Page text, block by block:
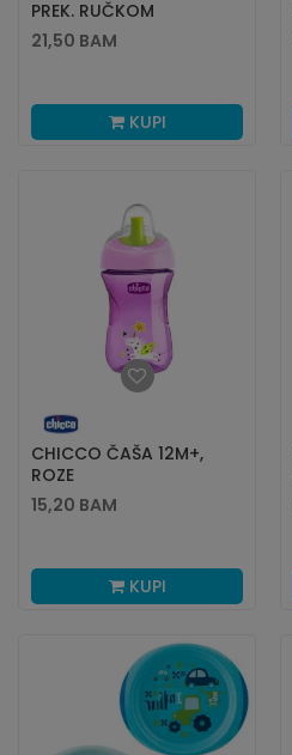
PREK. RUČKOM
350ML,24M+,ROZE
21,50 BAM
KUPI
CHICCO ČAŠA 12M+,
ROZE
15,20 BAM
KUPI